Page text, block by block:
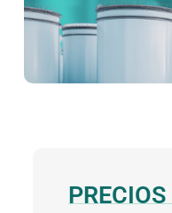
PRECIOS